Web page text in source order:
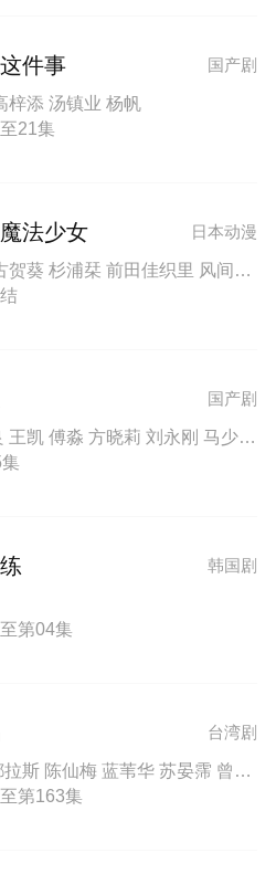
国产剧
件事
梓添 汤镇业 杨帆
21集
日本动漫
法少女
和泉风花 古贺葵 杉浦栞 前田佳织里 风间万裕子 池田海咲 福圆美里 相坂优歌 津田美波 阿澄佳奈
国产剧
刘芸 钟汉良 王凯 傅淼 方晓莉 刘永刚 马少骅 谭松韵 闫勤 谭建昌 古斌 陈张太康 李兰陵 侯长荣 颖儿 韩帅 褚珺 边江 马伯全 何泓姗 顾珂嘉 杨猛 孙雪宁 李斌 赵毅 虞朗 任宇 严晓频 唐晓天 崔尔康 赵崇越 朱丽群 何苗 黄曼 郑好 秦越 徐雷智 田淼 骆文博 刘亚鹏 斓曦 李晟 吴冕 强宇 杜和倩 韦奕波 李芸 邱秋 张博鑫 井璐 谭琍敏 金璐莹 向俞星 傅铂涵 依灵 钱文青 任婉婧 白雨 孟子焱 彭杨 张杍涵 陈芊朵 银艺 卜宇鑫 刘国际 何涌生 孙佳奇 释臣伟 沈雪炜 岳佳颐 丁洁 龚
韩国剧
第04集
台湾剧
谢琼煖 洪都拉斯 陈仙梅 蓝苇华 苏晏霈 曾智希 曾子益 陈志强 郭忠祐 李之勤 潘奕如 范瑞君 王耿豪 吴铃山 张倩 李运庆 罗子惟 宫美乐 王晴 于浩威 马国毕 张世贤 徐千京 黄子玲 黄靖雅 李佩怡 吴政澔 黄尚禾 吴皓升
第163集